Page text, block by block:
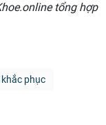
tổng hợp
phục